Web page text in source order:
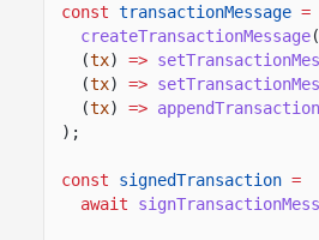
const transactionMessage =
createTransactionMessage
(tx) =>
(tx) =>
(tx) =>
);
const signedTransaction =
await